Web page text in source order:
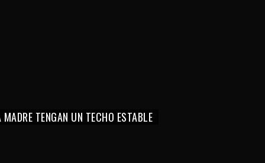
TENGAN UN TECHO ESTABLE